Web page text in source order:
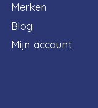
Merken
Blog
Mijn account